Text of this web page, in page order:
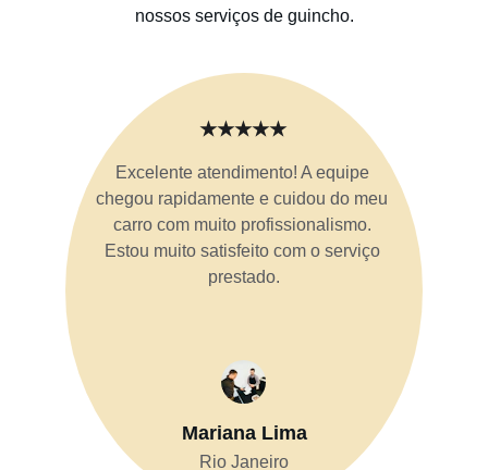
nossos serviços de guincho.
Excelente atendimento! A equipe
chegou rapidamente e cuidou do meu
carro com muito profissionalismo.
Estou muito satisfeito com o serviço
prestado.
Mariana Lima
Rio Janeiro
★★★★★